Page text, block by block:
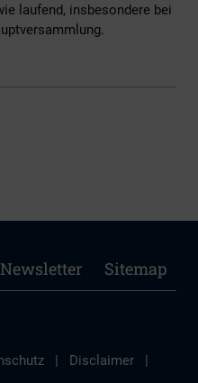
laufend, insbesondere bei
Newsletter Sitemap
| Disclaimer
|